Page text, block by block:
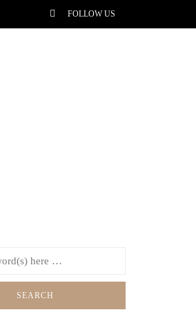
FOLLOW US